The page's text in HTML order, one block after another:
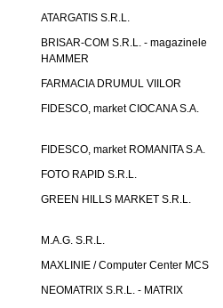
ATARGATIS S.R.L.
BRISAR-COM S.R.L. - magazinele
HAMMER
FARMACIA DRUMUL VIILOR
FIDESCO, market CIOCANA S.A.
FIDESCO, market ROMANITA S.A.
FOTO RAPID S.R.L.
GREEN HILLS MARKET S.R.L.
M.A.G. S.R.L.
MAXLINIE / Computer Center MCS
NEOMATRIX S.R.L. - MATRIX